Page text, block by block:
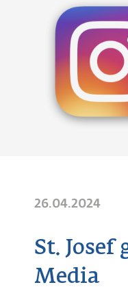
26.04.2024
St. Josef
Media